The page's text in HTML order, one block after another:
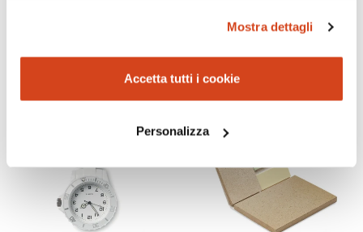
Mostra dettagli
Accetta tutti i cookie
Personalizza
SENZA STAMPA